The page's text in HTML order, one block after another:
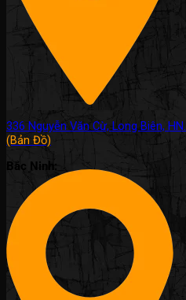
336 Nguyễn Văn Cừ, Long Biên, HN.
(Bản Đồ)
Bắc Ninh: